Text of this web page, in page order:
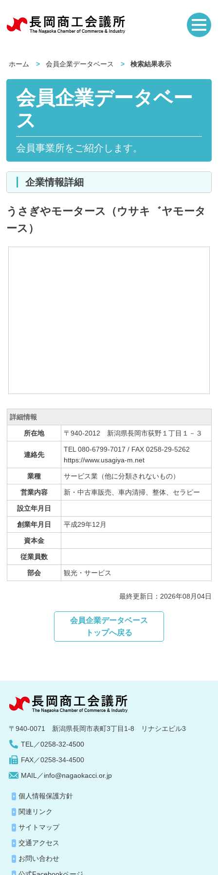
ホーム 会員企業データベース 検索結果表示
会員企業データベー
ス
会員事業所をご紹介します。
企業情報詳細
うさぎやモータース（ウサキ゛ヤモータ
ース）
詳細情報
所在地 〒940-2012 新潟県長岡市荻野１丁目１－３
連絡先
TEL 080-6799-7017 / FAX 0258-29-5262
https://www.usagiya-m.net
業種 サービス業（他に分類されないもの）
営業内容 新・中古車販売、車内清掃、整体、セラピー
設立年月日
創業年月日 平成29年12月
資本金
従業員数
部会 観光・サービス
最終更新日：2026年08月04日
会員企業データベース
トップへ戻る
〒940-0071 新潟県長岡市表町3丁目1-8 リナシエビル3
TEL／0258-32-4500
FAX／0258-34-4500
MAIL／info@nagaokacci.or.jp
個人情報保護方針
関連リンク
サイトマップ
交通アクセス
お問い合わせ